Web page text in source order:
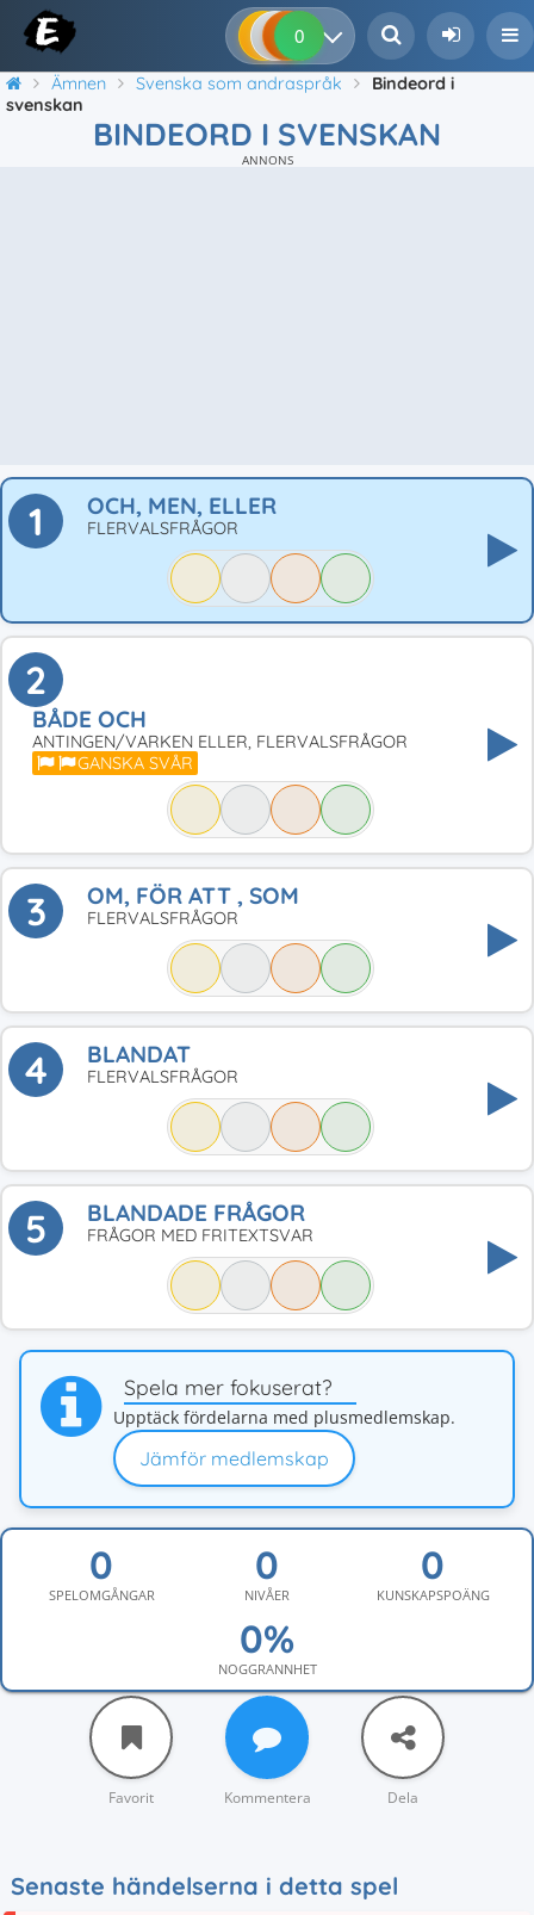
0 0 0
Ämnen Svenska som andraspråk
Bindeord i
svenskan
BINDEORD I SVENSKAN
ANNONS
1 OCH, MEN, ELLER
FLERVALSFRÅGOR
2
BÅDE OCH
ANTINGEN/VARKEN ELLER, FLERVALSFRÅGOR
GANSKA SVÅR
3 OM, FÖR ATT , SOM
FLERVALSFRÅGOR
4 BLANDAT
FLERVALSFRÅGOR
5 BLANDADE FRÅGOR
FRÅGOR MED FRITEXTSVAR
Spela mer fokuserat?
Upptäck fördelarna med plusmedlemskap.
Jämför medlemskap
SPELOMGÅNGAR NIVÅER KUNSKAPSPOÄNG
NOGGRANNHET
Favorit Kommentera Dela
Senaste händelserna i detta spel